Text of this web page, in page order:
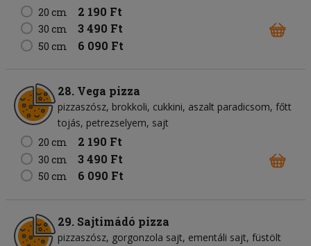
20 cm
2 190 Ft
30 cm 3 490 Ft
50 cm 6 090 Ft
28. Vega pizza
pizzaszósz brokkoli cukkini aszalt paradicsom főtt
tojás petrezselyem sajt
20 cm
2 190 Ft
30 cm 3 490 Ft
50 cm 6 090 Ft
29. Sajtimádó pizza
pizzaszósz gorgonzola sajt ementáli sajt füstölt